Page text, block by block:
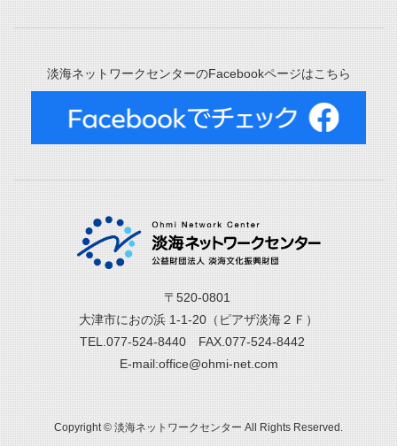
淡海ネットワークセンターのFacebookページはこちら
〒520-0801
大津市におの浜 1-1-20（ピアザ淡海２Ｆ）
TEL.077-524-8440 FAX.077-524-8442
E-mail:office@ohmi-net.com
Copyright © 淡海ネットワークセンター All Rights Reserved.